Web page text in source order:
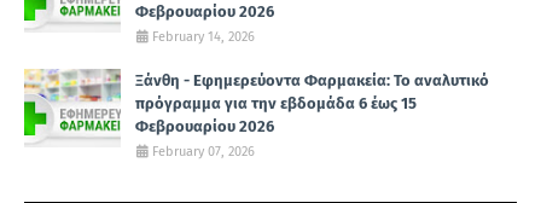
Φεβρουαρίου 2026
February 14, 2026
Ξάνθη - Εφημερεύοντα Φαρμακεία: Το αναλυτικό
πρόγραμμα για την εβδομάδα 6 έως 15
Φεβρουαρίου 2026
February 07, 2026